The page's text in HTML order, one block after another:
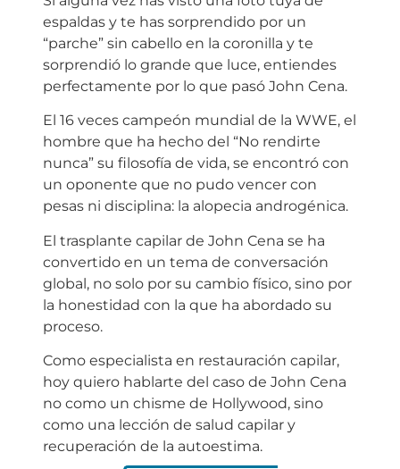
espaldas y te has sorprendido por un
“parche” sin cabello en la coronilla y te
sorprendió lo grande que luce, entiendes
perfectamente por lo que pasó John Cena.
El 16 veces campeón mundial de la WWE, el
hombre que ha hecho del “No rendirte
nunca” su filosofía de vida, se encontró con
un oponente que no pudo vencer con
pesas ni disciplina: la alopecia androgénica.
El trasplante capilar de John Cena se ha
convertido en un tema de conversación
global, no solo por su cambio físico, sino por
la honestidad con la que ha abordado su
proceso.
Como especialista en restauración capilar,
hoy quiero hablarte del caso de John Cena
no como un chisme de Hollywood, sino
como una lección de salud capilar y
recuperación de la autoestima.